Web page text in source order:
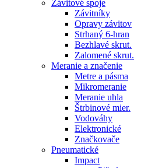
Závitové spoje
Závitníky
Opravy závitov
Strhaný 6-hran
Bezhlavé skrut.
Zalomené skrut.
Meranie a značenie
Metre a pásma
Mikromeranie
Meranie uhla
Štrbinové mier.
Vodováhy
Elektronické
Značkovače
Pneumatické
Impact